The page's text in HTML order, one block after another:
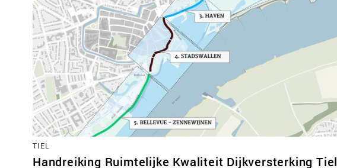
TIEL
Handreiking Ruimtelijke Kwaliteit Dijkversterking Tiel